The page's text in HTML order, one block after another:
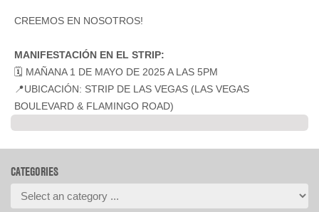
CREEMOS EN NOSOTROS!
MANIFESTACIÓN EN EL STRIP:
🗓️ MAÑANA 1 DE MAYO DE 2025 A LAS 5PM
📍UBICACIÓN: STRIP DE LAS VEGAS (LAS VEGAS
BOULEVARD & FLAMINGO ROAD)
CATEGORIES